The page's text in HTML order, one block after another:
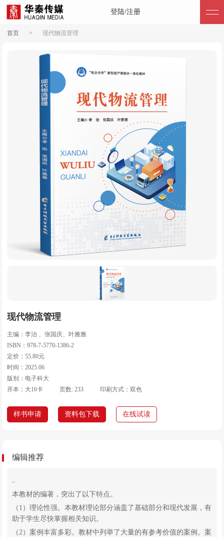
登陆/注册
首页 > 现代物流管理
现代物流管理
主编：李治 、张国庆、叶雅雅
ISBN：978-7-5770-1386-2
定价：55.80元
时间：2025.06
版别：电子科大
开本：大16卡
页数: 233 印刷方式：双色
样书申请 资料包下载 在线试读
编辑推荐
本教材的编著，突出了以下特点。
（1）理论性强。本教材理论部分涵盖了基础部分和现代发展，有
助于学生尽快掌握相关知识。
（2）案例丰富多彩。教材中列举了大量的有参考价值的案例。案